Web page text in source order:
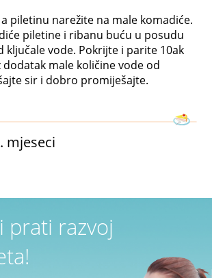
piletinu narežite na male komadiće.
piletine i ribanu buću u posudu
ključale vode. Pokrijte i parite 10ak
male količine vode od
sir i dobro promiješajte.
mjeseci
prati razvoj